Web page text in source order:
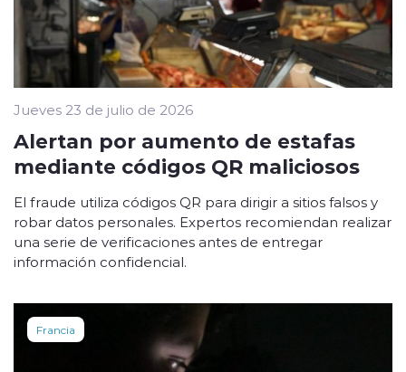
Jueves 23 de julio de 2026
Alertan por aumento de estafas
mediante códigos QR maliciosos
El fraude utiliza códigos QR para dirigir a sitios falsos y
robar datos personales. Expertos recomiendan realizar
una serie de verificaciones antes de entregar
información confidencial.
Francia